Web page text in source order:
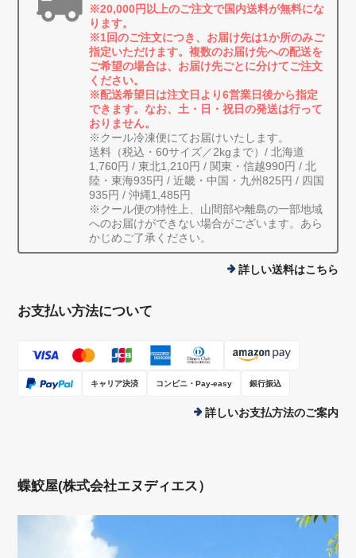
※20,000円以上のご注文で国内送料が無料にな
ります。
※1回のご注文につき、お届け先は1か所のみご
指定いただけます。複数のお届け先への配送を
ご希望の場合は、お届け先ごとに分けてご注文
ください。
※配送希望日は注文日より6営業日後から指定
できます。なお、土・日・祝日の発送は行って
おりません。
※クール冷凍便にてお届けいたします。
送料（税込・60サイズ／2kgまで）/ 北海道
1,760円 / 東北1,210円 / 関東・信越990円 / 北
陸・東海935円 / 近畿・中国・九州825円 / 四国
935円 / 沖縄1,485円
※クール便の特性上、山間部や離島の一部地域
へのお届けができない場合がございます。あら
かじめご了承ください。
詳しい送料はこちら
お支払い方法について
キャリア決済 コンビニ・Pay-easy 銀行振込
詳しいお支払方法のご案内
蝶鮫屋(株式会社エヌディエス）